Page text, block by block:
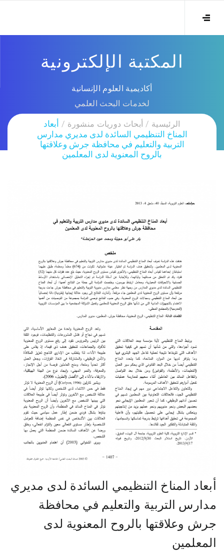
المكتبة الإلكترونية
أكاديمية العلوم الإنسانية
لخدمات البحث العلمي
الرئيسية أبحاث دوريات منشورة
أبعاد
المناخ التنظيمي السائدة لدى مديري مدارس
التربية والتعليم في محافظة جرش وعلاقتها
بالروح المعنوية لدى المعلمين
أبعاد المناخ التنظيمي السائدة لدى مديري
مدارس التربية والتعليم في محافظة
جرش وعلاقتها بالروح المعنوية لدى
المعلمين